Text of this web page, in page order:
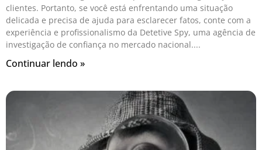
clientes. Portanto, se você está enfrentando uma situação
delicada e precisa de ajuda para esclarecer fatos, conte com a
experiência e profissionalismo da Detetive Spy, uma agência de
investigação de confiança no mercado nacional.
Continuar lendo »